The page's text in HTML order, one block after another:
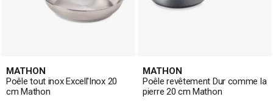
MATHON
Poêle tout inox Excell'Inox 20
cm Mathon
MATHON
Poêle revêtement Dur comme la
pierre 20 cm Mathon